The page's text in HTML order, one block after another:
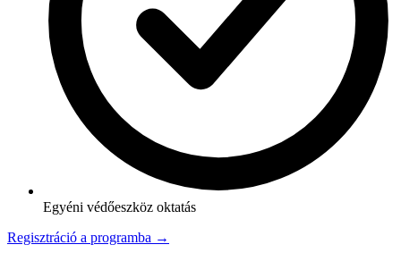
Egyéni védőeszköz oktatás
Regisztráció a programba →